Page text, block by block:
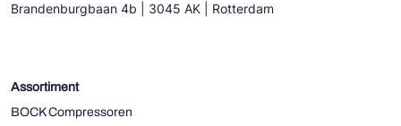
Brandenburgbaan 4b | 3045 AK | Rotterdam
Assortiment
BOCK Compressoren